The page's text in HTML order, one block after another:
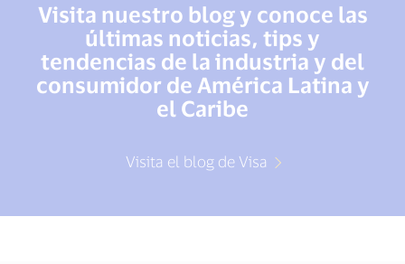
Visita nuestro blog y conoce las
últimas noticias, tips y
tendencias de la industria y del
consumidor de América Latina y
el Caribe
Visita el blog de Visa